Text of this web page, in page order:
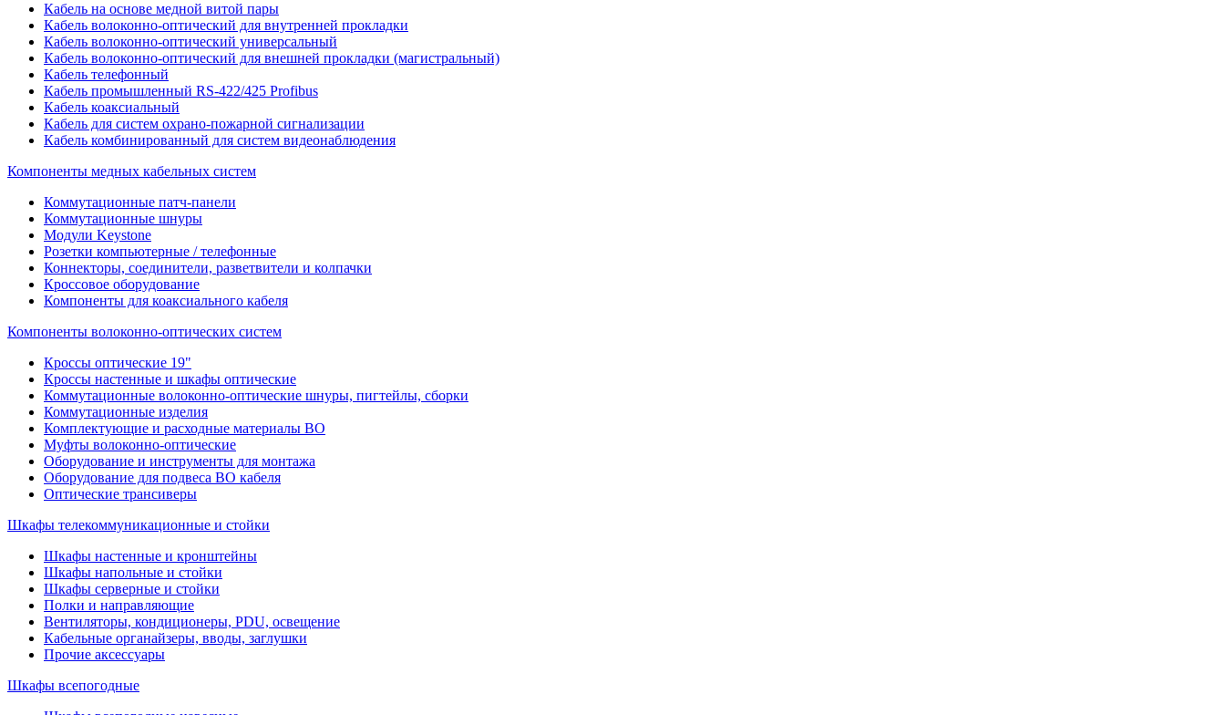
Кабель на основе медной витой пары
Кабель волоконно-оптический для внутренней прокладки
Кабель волоконно-оптический универсальный
Кабель волоконно-оптический для внешней прокладки (магистральный)
Кабель телефонный
Кабель промышленный RS-422/425 Profibus
Кабель коаксиальный
Кабель для систем охрано-пожарной сигнализации
Кабель комбинированный для систем видеонаблюдения
Компоненты медных кабельных систем
Коммутационные патч-панели
Коммутационные шнуры
Модули Keystone
Розетки компьютерные / телефонные
Коннекторы, соединители, разветвители и колпачки
Кроссовое оборудование
Компоненты для коаксиального кабеля
Компоненты волоконно-оптических систем
Кроссы оптические 19"
Кроссы настенные и шкафы оптические
Коммутационные волоконно-оптические шнуры, пигтейлы, сборки
Коммутационные изделия
Комплектующие и расходные материалы ВО
Муфты волоконно-оптические
Оборудование и инструменты для монтажа
Оборудование для подвеса ВО кабеля
Оптические трансиверы
Шкафы телекоммуникационные и стойки
Шкафы настенные и кронштейны
Шкафы напольные и стойки
Шкафы серверные и стойки
Полки и направляющие
Вентиляторы, кондиционеры, PDU, освещение
Кабельные органайзеры, вводы, заглушки
Прочие аксеcсуары
Шкафы всепогодные